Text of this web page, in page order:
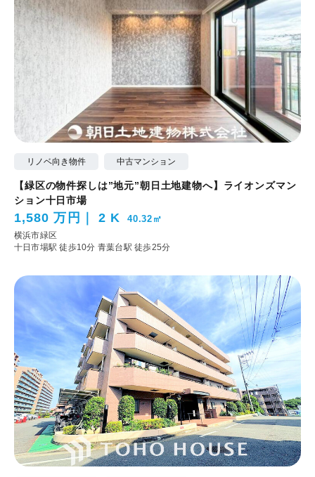
リノベ向き物件 中古マンション
【緑区の物件探しは”地元”朝日土地建物へ】ライオンズマン
ション十日市場
1,580 万円 2 K 40.32㎡
横浜市緑区
十日市場駅 徒歩10分 青葉台駅 徒歩25分